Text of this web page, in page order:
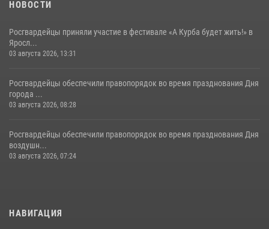
НОВОСТИ
Росгвардейцы приняли участие в фестивале «А Курба будет жить!» в
Яросл...
03 августа 2026, 13:31
Росгвардейцы обеспечили правопорядок во время празднования Дня
города ...
03 августа 2026, 08:28
Росгвардейцы обеспечили правопорядок во время празднования Дня
воздушн...
03 августа 2026, 07:24
НАВИГАЦИЯ